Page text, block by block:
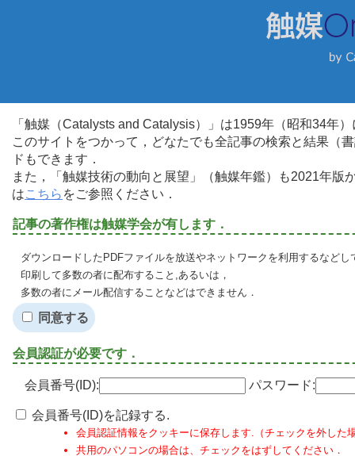
「触媒（Catalysts and Catalysis）」は1959年（昭和34年
このサイトをつかって，どなたでも全記事の検索と結果（
ドもできます．
また，「触媒技術の動向と展望」（触媒年鑑）も2021年
はこちら をご参照ください．
記事の著作権は触媒学会が有します．
ダウンロードしたPDFファイルを放送やネットワークを利用するなど
印刷して多数の者に配布すること,あるいは，
多数の者にメール配信することなどはできません．
同意する
会員認証が必要です．
会員番号(ID): パスワード:
会員番号(ID)を記録する.
会員認証情報をクッキーに保存します.（チェックを外した
共用のパソコンの場合は、チェックをはずしてください．